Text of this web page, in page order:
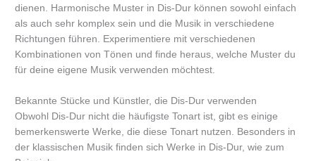
dienen. Harmonische Muster in Dis-Dur können sowohl einfach
als auch sehr komplex sein und die Musik in verschiedene
Richtungen führen. Experimentiere mit verschiedenen
Kombinationen von Tönen und finde heraus, welche Muster du
für deine eigene Musik verwenden möchtest.
Bekannte Stücke und Künstler, die Dis-Dur verwenden
Obwohl Dis-Dur nicht die häufigste Tonart ist, gibt es einige
bemerkenswerte Werke, die diese Tonart nutzen. Besonders in
der klassischen Musik finden sich Werke in Dis-Dur, wie zum